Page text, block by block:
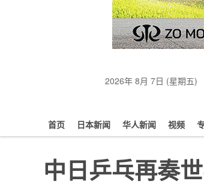
2026年 8月 7日 (星期五)
首页 日本新闻 华人新闻 视频
中日乒乓再奏